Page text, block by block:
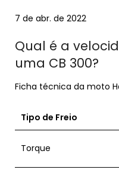
7 de abr. de 2022
Qual é a
uma CB 300?
Ficha técnica da moto
Tipo de Freio
Torque